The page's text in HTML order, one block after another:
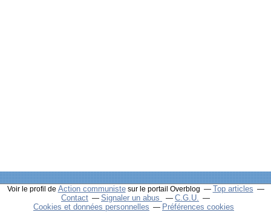
Voir le profil de Action communistesur le portail Overblog
Top articles
Contact
Signaler un abus
C.G.U.
Cookies et données personnelles
Préférences cookies